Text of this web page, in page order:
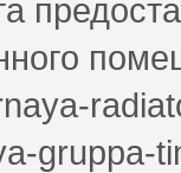
gruppa-